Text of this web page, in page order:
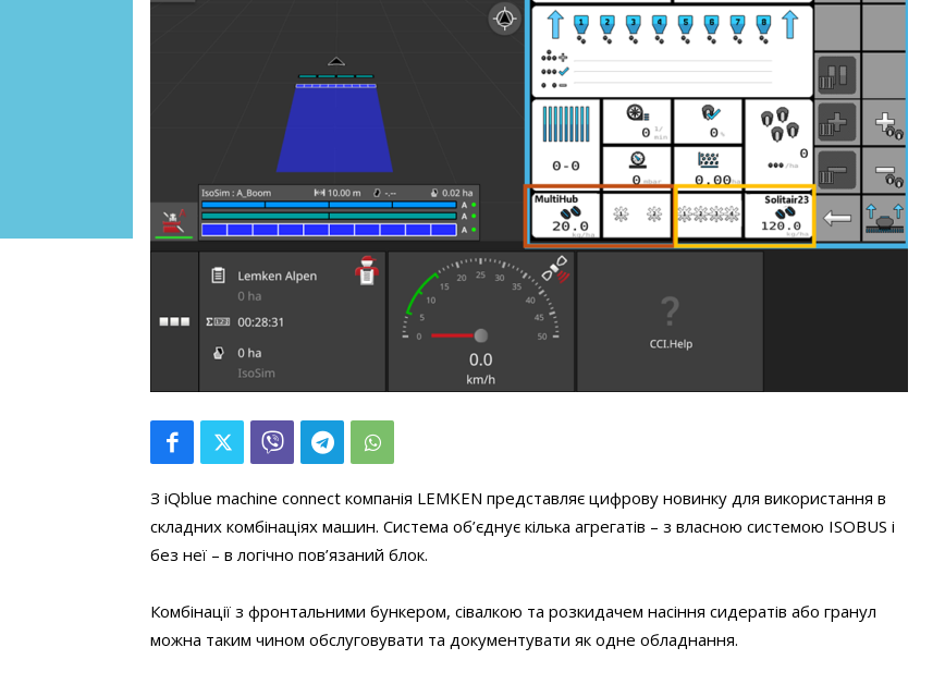
З iQblue machine connect компанія LEMKEN представляє цифрову новинку для використання в
складних комбінаціях машин. Система об’єднує кілька агрегатів – з власною системою ISOBUS і
без неї – в логічно пов’язаний блок.
Комбінації з фронтальними бункером, сівалкою та розкидачем насіння сидератів або гранул
можна таким чином обслуговувати та документувати як одне обладнання.